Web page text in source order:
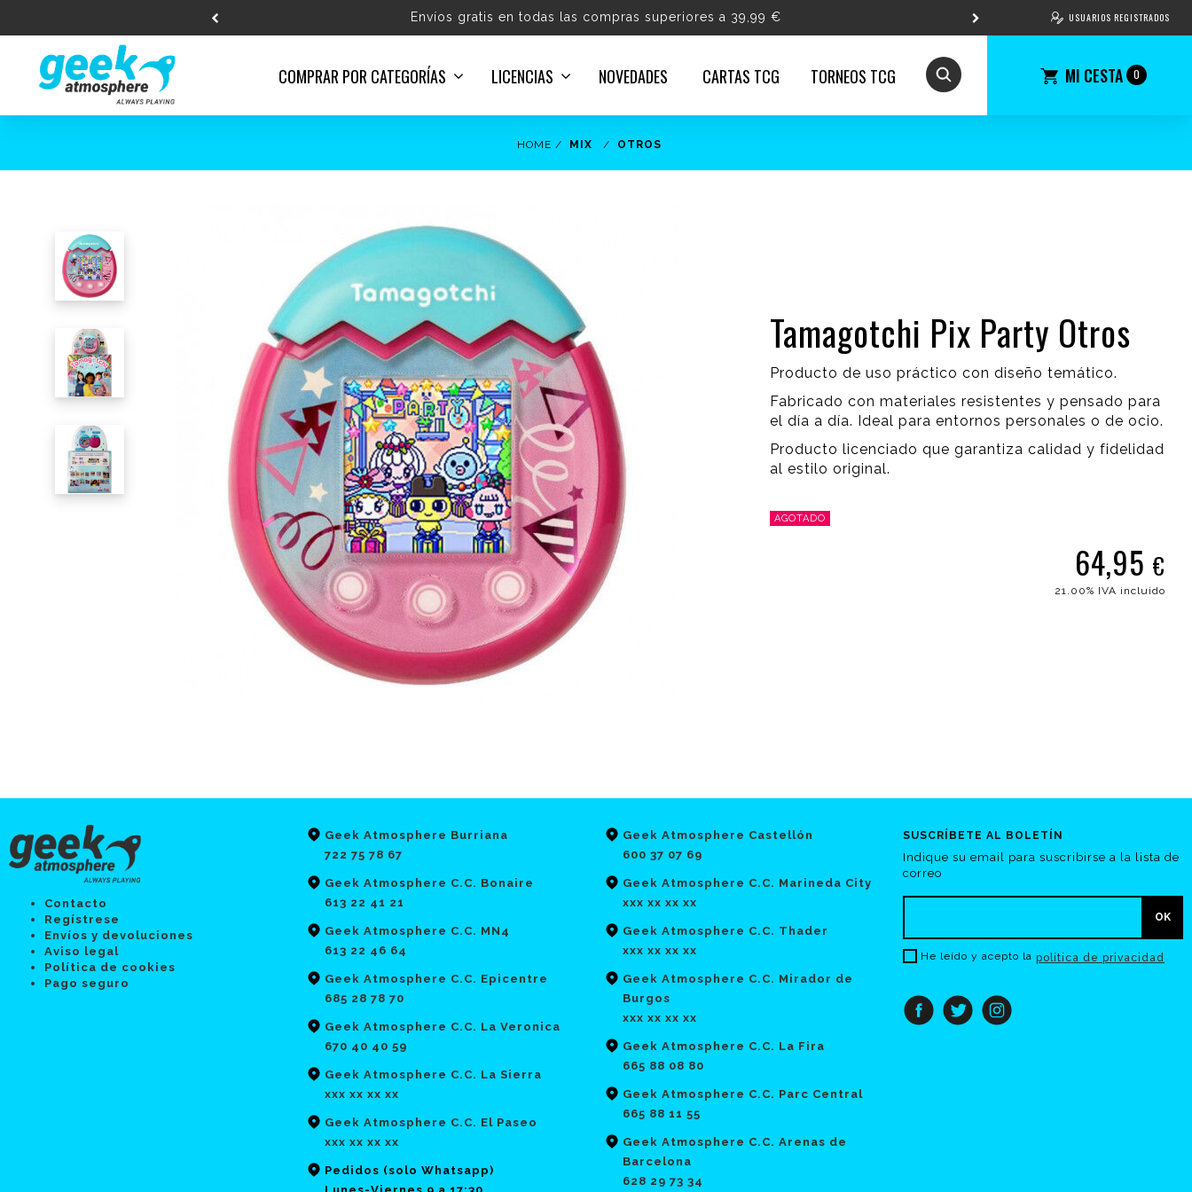
Envíos gratis en todas las compras superiores a 39,99 €
MI CESTA 0
USUARIOS REGISTRADOS
COMPRAR POR CATEGORÍAS LICENCIAS NOVEDADES CARTAS TCG TORNEOS TCG
HOME MIX OTROS
Tamagotchi Pix Party Otros
Producto de uso práctico con diseño temático.
Fabricado con materiales resistentes y pensado para
el día a día. Ideal para entornos personales o de ocio.
Producto licenciado que garantiza calidad y fidelidad
al estilo original.
AGOTADO
64,95 €
21.00% IVA incluido
Contacto
Regístrese
Envíos y devoluciones
Aviso legal
Política de cookies
Pago seguro
Geek Atmosphere Burriana
722 75 78 67
Geek Atmosphere C.C. Bonaire
613 22 41 21
Geek Atmosphere C.C. MN4
613 22 46 64
Geek Atmosphere C.C. Epicentre
685 28 78 70
Geek Atmosphere C.C. La Veronica
670 40 40 59
Geek Atmosphere C.C. La Sierra
xxx xx xx xx
Geek Atmosphere C.C. El Paseo
xxx xx xx xx
Pedidos (solo Whatsapp)
Geek Atmosphere Castellón
600 37 07 69
Geek Atmosphere C.C. Marineda City
xxx xx xx xx
Geek Atmosphere C.C. Thader
xxx xx xx xx
Geek Atmosphere C.C. Mirador de
Burgos
xxx xx xx xx
Geek Atmosphere C.C. La Fira
665 88 08 80
Geek Atmosphere C.C. Parc Central
665 88 11 55
Geek Atmosphere C.C. Arenas de
Barcelona
628 29 73 34
SUSCRÍBETE AL BOLETÍN
Indique su email para suscribirse a la lista de
correo
He leído y acepto la política de privacidad